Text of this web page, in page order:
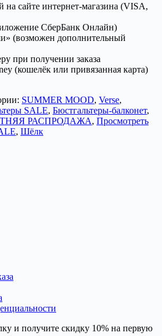
на сайте интернет-магазина (VISA,
СберБанк Онлайн)
(возможен дополнительный
при получении заказа
(кошелёк или привязанная карта)
SUMMER MOOD, Verse,
SALE, Бюстгальтеры-балконет,
РАСПРОДАЖА, Просмотреть
, Шёлк
и получите скидку 10% на первую